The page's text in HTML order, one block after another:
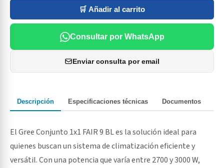
🛒 Añadir al carrito
Consultar por WhatsApp
Enviar consulta por email
Descripción Especificaciones técnicas Documentos
El Gree Conjunto 1x1 FAIR 9 BL es la solución ideal para
quienes buscan un sistema de climatización eficiente y
versátil. Con una potencia que varía entre 2700 y 3000 W,